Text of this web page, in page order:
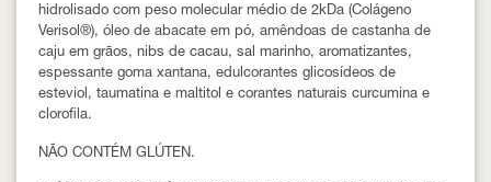
hidrolisado com peso molecular médio de 2kDa (Colágeno
Verisol®), óleo de abacate em pó, amêndoas de castanha de
caju em grãos, nibs de cacau, sal marinho, aromatizantes,
espessante goma xantana, edulcorantes glicosídeos de
esteviol, taumatina e maltitol e corantes naturais curcumina e
clorofila.
NÃO CONTÉM GLÚTEN.